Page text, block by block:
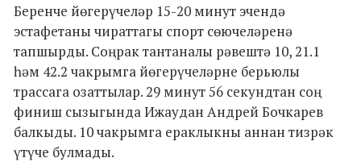
Беренче йөгерүчеләр 15-20 минут эчендә
эстафетаны чираттагы спорт сөючеләренә
тапшырды. Соңрак тантаналы рәвештә 10, 21.1
һәм 42.2 чакрымга йөгерүчеләрне берьюлы
трассага озаттылар. 29 минут 56 секундтан соң
финиш сызыгында Ижаудан Андрей Бочкарев
балкыды. 10 чакрымга ераклыкны аннан тизрәк
үтүче булмады.